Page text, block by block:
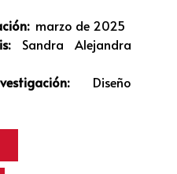
marzo de 2025
Sandra Alejandra
Diseño